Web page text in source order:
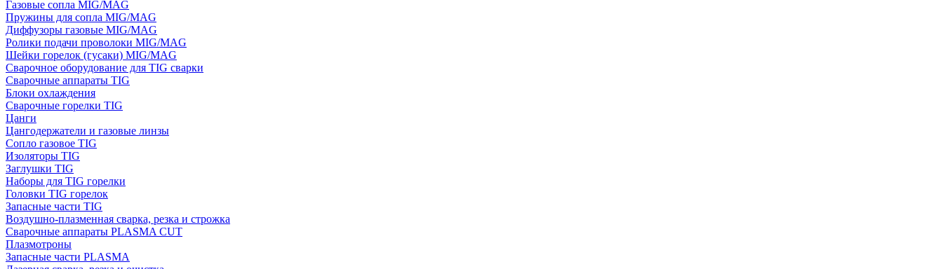
Газовые сопла MIG/MAG
Пружины для сопла MIG/MAG
Диффузоры газовые MIG/MAG
Ролики подачи проволоки MIG/MAG
Шейки горелок (гусаки) MIG/MAG
Сварочное оборудование для TIG сварки
Сварочные аппараты TIG
Блоки охлаждения
Сварочные горелки TIG
Цанги
Цангодержатели и газовые линзы
Сопло газовое TIG
Изоляторы TIG
Заглушки TIG
Наборы для TIG горелки
Головки TIG горелок
Запасные части TIG
Воздушно-плазменная сварка, резка и строжка
Сварочные аппараты PLASMA CUT
Плазмотроны
Запасные части PLASMA